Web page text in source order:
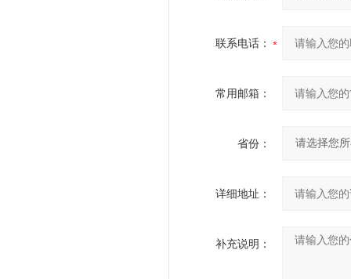
联系电话：
常用邮箱：
省份：
详细地址：
补充说明：